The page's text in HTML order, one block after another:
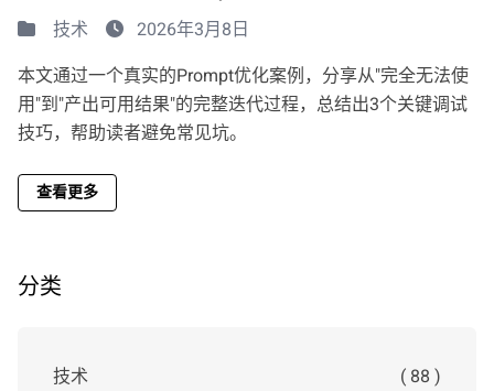
技术
2026年3月8日
本文通过一个真实的Prompt优化案例，分享从"完全无法使
用"到"产出可用结果"的完整迭代过程，总结出3个关键调试
技巧，帮助读者避免常见坑。
查看更多
分类
技术
( 88 )